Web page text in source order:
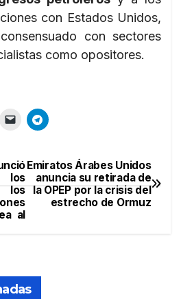
con Estados Unidos,
con sectores
como opositores.
Emiratos Árabes Unidos
anuncia su retirada de
la OPEP por la crisis del
estrecho de Ormuz
los
al